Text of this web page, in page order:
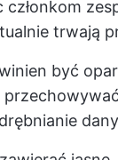
trwają
być